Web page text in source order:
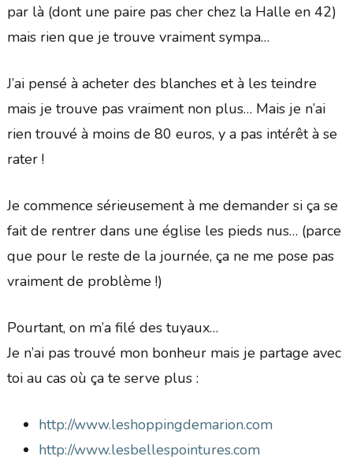
par là (dont une paire pas cher chez la Halle en 42)
mais rien que je trouve vraiment sympa…
J’ai pensé à acheter des blanches et à les teindre
mais je trouve pas vraiment non plus… Mais je n’ai
rien trouvé à moins de 80 euros, y a pas intérêt à se
rater !
Je commence sérieusement à me demander si ça se
fait de rentrer dans une église les pieds nus… (parce
que pour le reste de la journée, ça ne me pose pas
vraiment de problème !)
Pourtant, on m’a filé des tuyaux…
Je n’ai pas trouvé mon bonheur mais je partage avec
toi au cas où ça te serve plus :
http://www.leshoppingdemarion.com
http://www.lesbellespointures.com